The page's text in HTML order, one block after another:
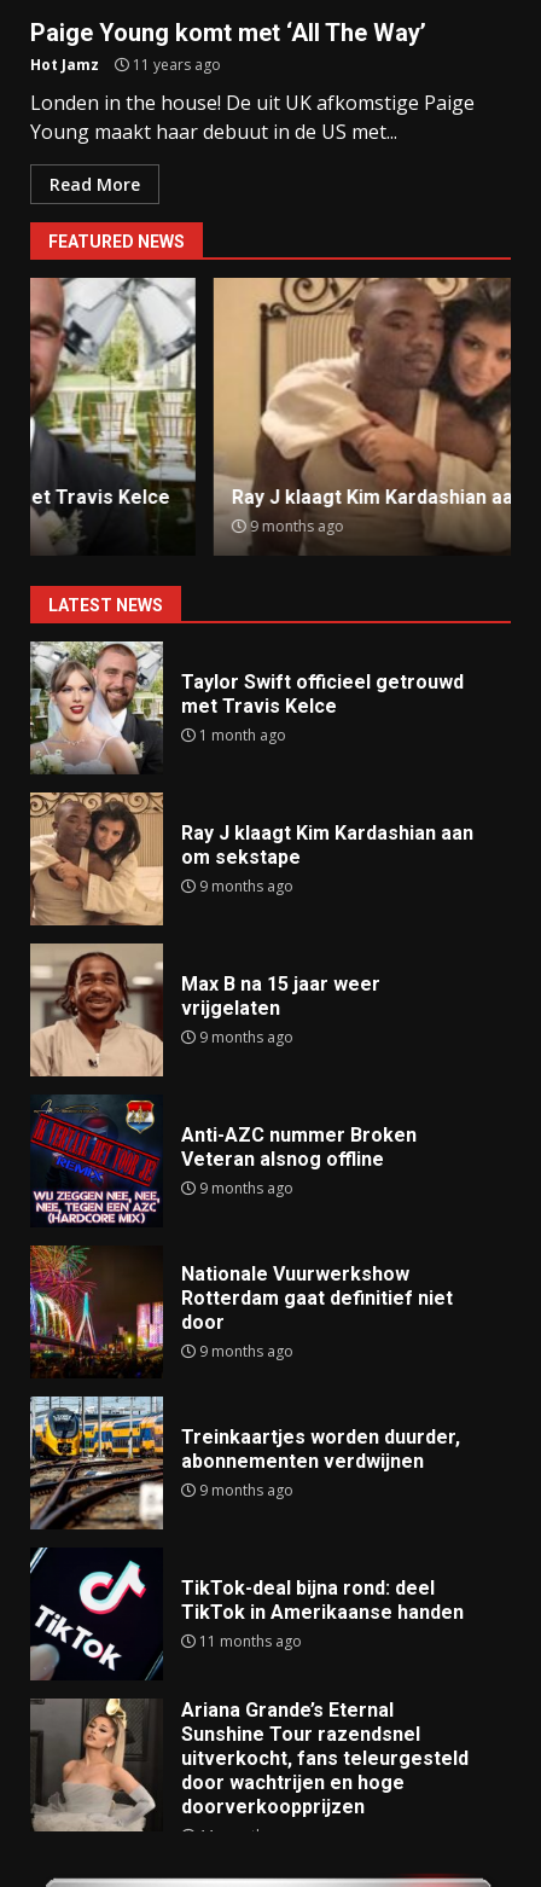
Paige Young komt met ‘All The Way’
Hot Jamz 11 years ago
Londen in the house! De uit UK afkomstige Paige
Young maakt haar debuut in de US met...
Read More
FEATURED NEWS
Ray J klaagt Kim Kardashian aan om sekstape
9 months ago
LATEST NEWS
Taylor Swift officieel getrouwd
met Travis Kelce
1 month ago
Ray J klaagt Kim Kardashian aan
om sekstape
9 months ago
Max B na 15 jaar weer
vrijgelaten
9 months ago
Anti-AZC nummer Broken
Veteran alsnog offline
9 months ago
Nationale Vuurwerkshow
Rotterdam gaat definitief niet
door
9 months ago
Treinkaartjes worden duurder,
abonnementen verdwijnen
9 months ago
TikTok-deal bijna rond: deel
TikTok in Amerikaanse handen
11 months ago
Ariana Grande’s Eternal
Sunshine Tour razendsnel
uitverkocht, fans teleurgesteld
door wachtrijen en hoge
doorverkoopprijzen
11 months ago